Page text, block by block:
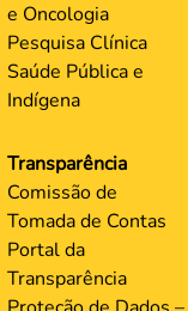
e Oncologia
Pesquisa Clínica
Saúde Pública e
Indígena
Transparência
Comissão de
Tomada de Contas
Portal da
Transparência